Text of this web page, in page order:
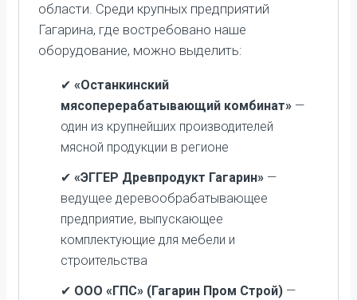
области. Среди крупных предприятий
Гагарина, где востребовано наше
оборудование, можно выделить:
✔ «Останкинский
мясоперерабатывающий комбинат» —
один из крупнейших производителей
мясной продукции в регионе
✔ «ЭГГЕР Древпродукт Гагарин» —
ведущее деревообрабатывающее
предприятие, выпускающее
комплектующие для мебели и
строительства
✔ ООО «ГПС» (Гагарин Пром Строй) —